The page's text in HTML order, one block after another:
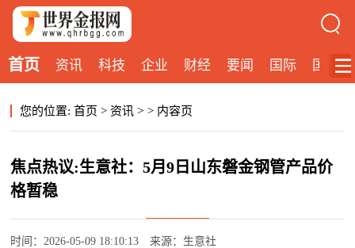
首页 资讯 科技 企业 财经 要闻 国际 国内
您的位置: 首页 > 资讯 > > 内容页
焦点热议:生意社：5月9日山东磐金钢管产品价
格暂稳
时间：2026-05-09 18:10:13 来源：生意社